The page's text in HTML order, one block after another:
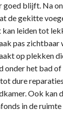
goed blijft. Na
de gekitte
leiden tot
pas
op plekken
onder het bad of
dure
Ook kan
in de ruimte